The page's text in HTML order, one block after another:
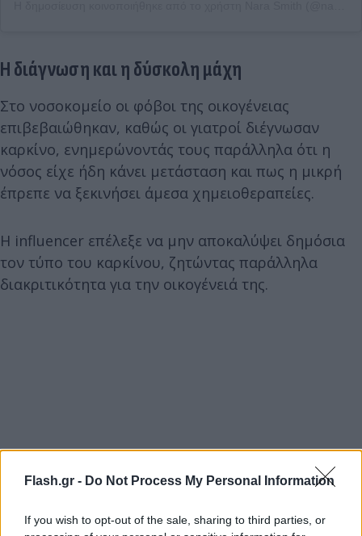
Flash.gr - Do Not Process My Personal Information
If you wish to opt-out of the sale, sharing to third parties, or
Η διάγνωση και η δύσκολη μάχη
Στο νοσοκομείο οι φόβοι της οικογένειας
επιβεβαιώθηκαν, καθώς οι γιατροί διέγνωσαν
καρκίνο, ενημερώνοντάς τους παράλληλα ότι η
νόσος είχε ήδη κάνει μετάσταση και πως η μικρή
έπρεπε να ξεκινήσει άμεσα χημειοθεραπείες.
Η influencer επέλεξε να μην αποκαλύψει δημόσια
τον τύπο του καρκίνου, ζητώντας παράλληλα
διακριτικότητα για την οικογένειά της.